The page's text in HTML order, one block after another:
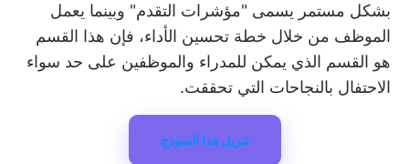
بشكل مستمر يسمى "مؤشرات التقدم" وبينما يعمل
الموظف من خلال خطة تحسين الأداء، فإن هذا القسم
هو القسم الذي يمكن للمدراء والموظفين على حد سواء
الاحتفال بالنجاحات التي تحققت.
تنزيل هذا النموذج